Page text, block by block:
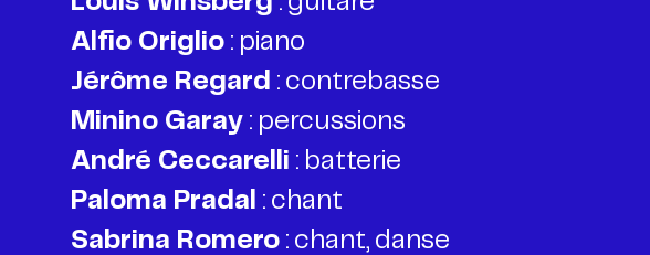
Alfio Origlio
Jérôme Regard
Minino Garay
André Ceccarelli
Paloma Pradal
Sabrina Romero : chant, danse